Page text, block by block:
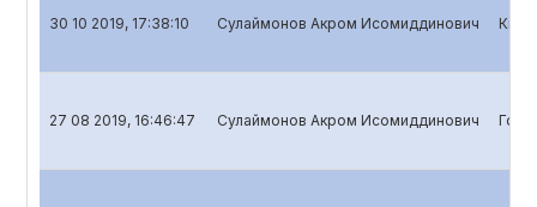
30 10 2019, 17:38:10 Сулаймонов Акром Исомиддинович
27 08 2019, 16:46:47 Сулаймонов Акром Исомиддинович